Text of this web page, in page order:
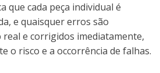
que cada peça individual é
e quaisquer erros são
e corrigidos imediatamente,
o risco e a occorrência de falhas.